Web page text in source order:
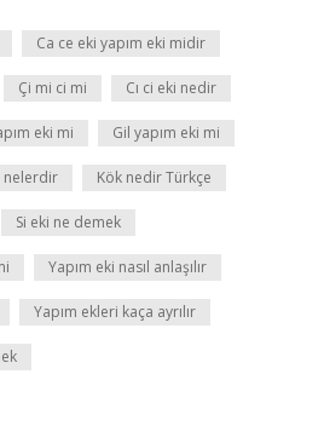
Ca ce eki yapım eki midir
Çi mi ci mi Cı ci eki nedir
eki mi Gil yapım eki mi
nelerdir Kök nedir Türkçe
Si eki ne demek
Yapım eki nasıl anlaşılır
Yapım ekleri kaça ayrılır